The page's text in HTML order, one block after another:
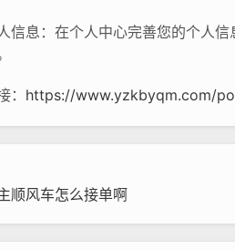
信息：在个人中心完善您的个人
： https://www.yzkbyqm.com/
顺风车怎么接单啊